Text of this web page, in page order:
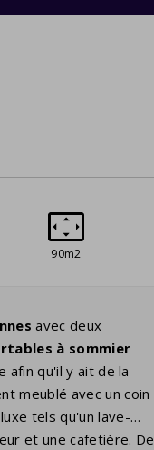
90m2
avec deux
à sommier
afin qu'il y ait de la
meublé avec un coin
tels qu'un lave-
et une cafetière. De